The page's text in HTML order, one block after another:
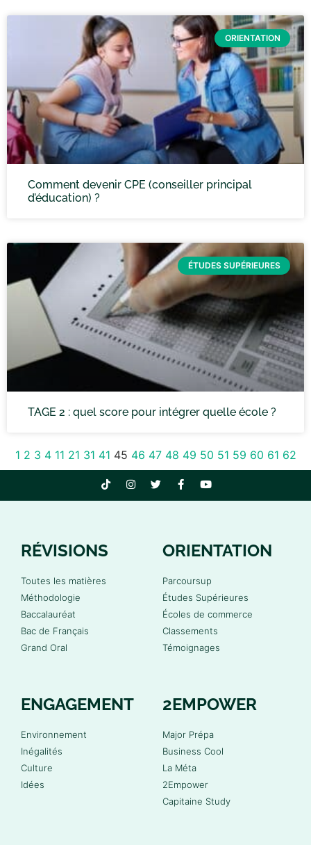
ORIENTATION
Comment devenir CPE (conseiller principal
d’éducation) ?
ÉTUDES SUPÉRIEURES
TAGE 2 : quel score pour intégrer quelle école ?
1 2 3 4 11 21 31 41 45 46 47 48 49 50 51 59 60 61 62
RÉVISIONS
Toutes les matières
Méthodologie
Baccalauréat
Bac de Français
Grand Oral
ORIENTATION
Parcoursup
Études Supérieures
Écoles de commerce
Classements
Témoignages
ENGAGEMENT
Environnement
Inégalités
Culture
Idées
2EMPOWER
Major Prépa
Business Cool
La Méta
2Empower
Capitaine Study